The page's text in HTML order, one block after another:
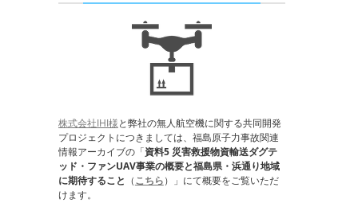
株式会社IHI様と弊社の無人航空機に関する共同開発
プロジェクトにつきましては、福島原子力事故関連
情報アーカイブの「資料5 災害救援物資輸送ダグテ
ッド・ファンUAV事業の概要と福島県・浜通り地域
に期待すること （こちら）」にて概要をご覧いただ
けます。